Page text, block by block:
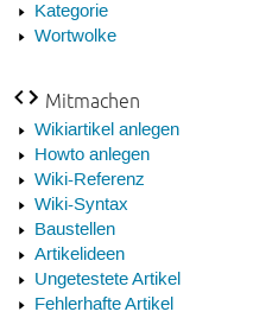
Kategorie
Wortwolke
Mitmachen
Wikiartikel anlegen
Howto anlegen
Wiki-Referenz
Wiki-Syntax
Baustellen
Artikelideen
Ungetestete Artikel
Fehlerhafte Artikel